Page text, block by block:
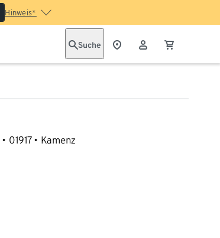
Hinweis*
Suche
01917 Kamenz